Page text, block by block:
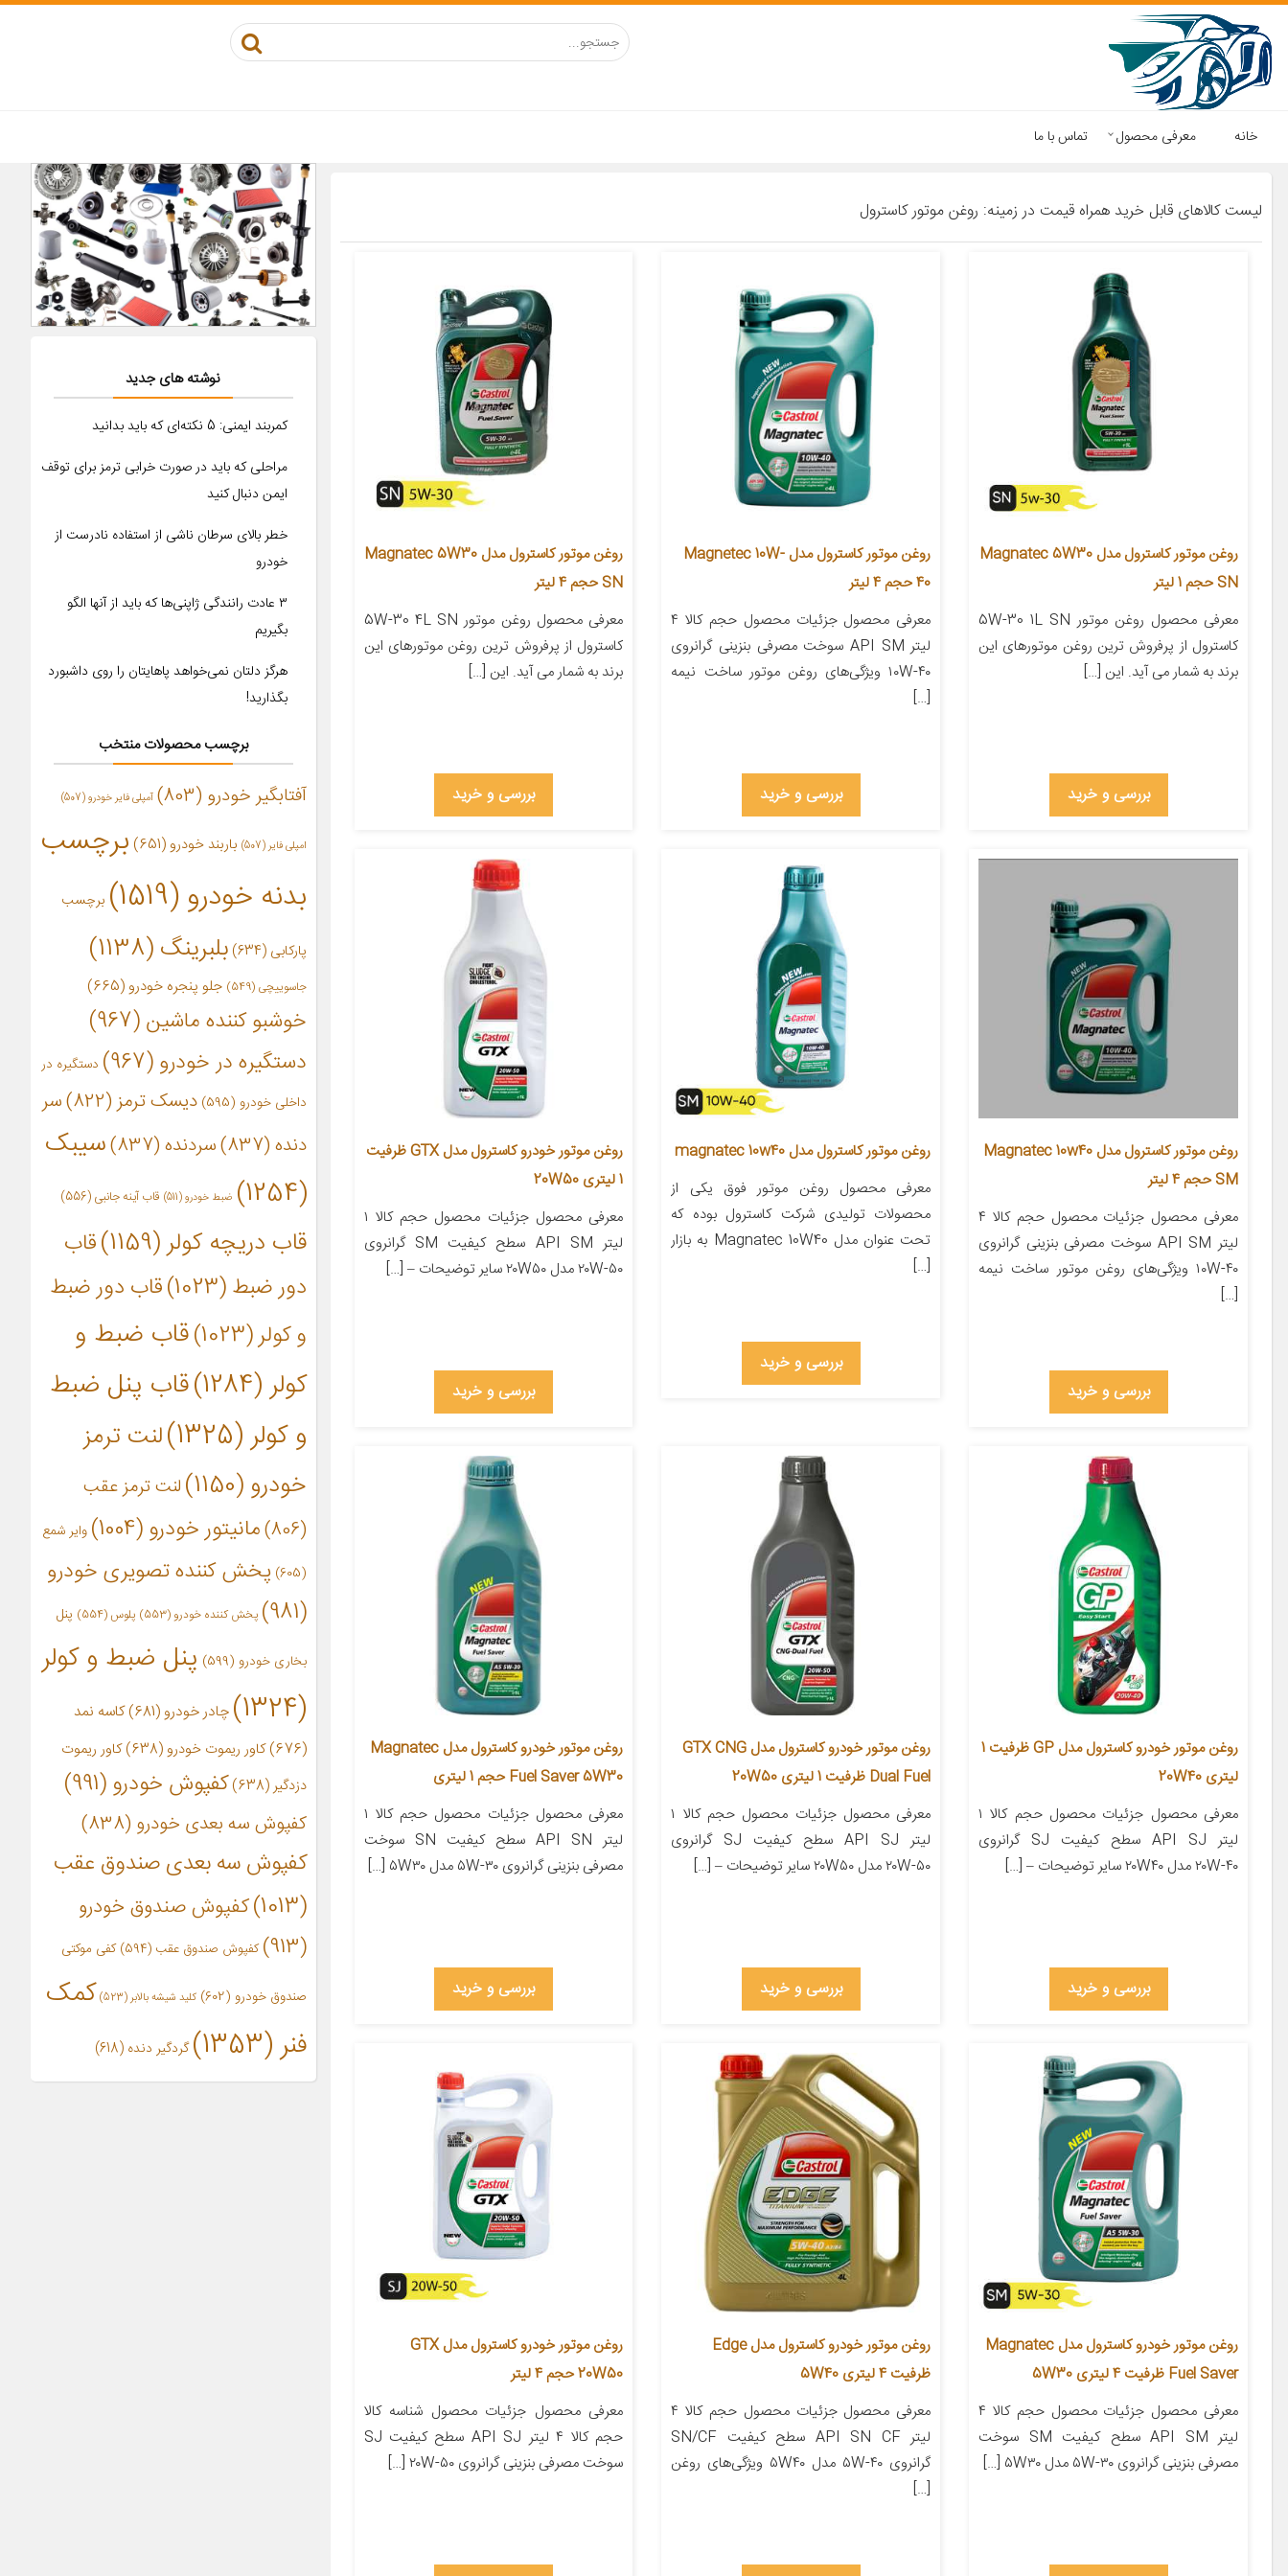
خانه معرفی محصول تماس با ما
لیست کالاهای قابل خرید همراه قیمت در زمینه: روغن موتور کاسترول
روغن موتور کاسترول مدل Magnatec 5W30
SN حجم 1 لیتر
معرفی محصول روغن موتور 5W-30 1L SN
کاسترول از پرفروش ترین روغن موتورهای این
برند به شمار می آید. این […]
بررسی و خرید
روغن موتور کاسترول مدل Magnetec 10W-
40 حجم 4 لیتر
معرفی محصول جزئیات محصول حجم کالا ۴
لیتر API SM سوخت مصرفی بنزینی گرانروی
۱۰W-۴۰ ویژگی‌های روغن موتور ساخت نیمه
[…]
بررسی و خرید
روغن موتور کاسترول مدل Magnatec 5W30
SN حجم 4 لیتر
معرفی محصول روغن موتور 5W-30 4L SN
کاسترول از پرفروش ترین روغن موتورهای این
برند به شمار می آید. این […]
بررسی و خرید
روغن موتور کاسترول مدل Magnatec 10w40
SM حجم 4 لیتر
معرفی محصول جزئیات محصول حجم کالا ۴
لیتر API SM سوخت مصرفی بنزینی گرانروی
۱۰W-۴۰ ویژگی‌های روغن موتور ساخت نیمه
[…]
بررسی و خرید
روغن موتور کاسترول مدل magnatec 10w40
معرفی محصول روغن موتور فوق یکی از
محصولات تولیدی شرکت کاسترول بوده که
تحت عنوان مدل Magnatec 10W40 به بازار
[…]
بررسی و خرید
روغن موتور خودرو کاسترول مدل GTX ظرفیت
1 لیتری 20W50
معرفی محصول جزئیات محصول حجم کالا ۱
لیتر API SM سطح کیفیت SM گرانروی
۲۰W-۵۰ مدل ۲۰W۵۰ سایر توضیحات – […]
بررسی و خرید
روغن موتور خودرو کاسترول مدل GP ظرفیت 1
لیتری 20W40
معرفی محصول جزئیات محصول حجم کالا ۱
لیتر API SJ سطح کیفیت SJ گرانروی
۲۰W-۴۰ مدل ۲۰W۴۰ سایر توضیحات – […]
بررسی و خرید
روغن موتور خودرو کاسترول مدل GTX CNG
Dual Fuel ظرفیت 1 لیتری 20W50
معرفی محصول جزئیات محصول حجم کالا ۱
لیتر API SJ سطح کیفیت SJ گرانروی
۲۰W-۵۰ مدل ۲۰W۵۰ سایر توضیحات – […]
بررسی و خرید
روغن موتور خودرو کاسترول مدل Magnatec
Fuel Saver 5W30 حجم 1 لیتری
معرفی محصول جزئیات محصول حجم کالا ۱
لیتر API SN سطح کیفیت SN سوخت
مصرفی بنزینی گرانروی ۵W-۳۰ مدل ۵W۳۰ […]
بررسی و خرید
روغن موتور خودرو کاسترول مدل Magnatec
Fuel Saver ظرفیت 4 لیتری 5W30
معرفی محصول جزئیات محصول حجم کالا ۴
لیتر API SM سطح کیفیت SM سوخت
مصرفی بنزینی گرانروی ۵W-۳۰ مدل ۵W۳۰ […]
روغن موتور خودرو کاسترول مدل Edge
ظرفیت 4 لیتری 5W40
معرفی محصول جزئیات محصول حجم کالا ۴
لیتر API SN CF سطح کیفیت SN/CF
گرانروی ۵W-۴۰ مدل ۵W۴۰ ویژگی‌های روغن
[…]
روغن موتور خودرو کاسترول مدل GTX
20W50 حجم 4 لیتر
معرفی محصول جزئیات محصول شناسه کالا
حجم کالا ۴ لیتر API SJ سطح کیفیت SJ
سوخت مصرفی بنزینی گرانروی ۲۰W-۵۰ […]
نوشته های جدید
کمربند ایمنی: 5 نکته‌ای که باید بدانید
مراحلی که باید در صورت خرابی ترمز برای توقف
ایمن دنبال کنید
خطر بالای سرطان ناشی از استفاده نادرست از
خودرو
۳ عادت رانندگی ژاپنی‌ها که باید از آنها الگو
بگیریم
هرگز دلتان نمی‌خواهد پاهایتان را روی داشبورد
بگذارید!
برچسب محصولات منتخب
آفتابگیر خودرو (803) آمپلی فایر خودرو(507)
امپلی فایر (507) باربند خودرو(651)
برچسب
بدنه خودرو(1519) برچسب
پارکابی (634) بلبرینگ(1138)
جاسوییچی (549) جلو پنجره خودرو (665)
خوشبو کننده ماشین(967)
دستگیره در خودرو(967)
دستگیره در
داخلی خودرو (595) دیسک ترمز(822)
سر
دنده(837) سردنده(837)
سیبک
(1254)
ضبط خودرو(511) قاب آینه جانبی (556)
قاب دریچه کولر(1159)
قاب
دور ضبط(1023)
قاب دور ضبط
و کولر(1023)
قاب ضبط و
کولر(1284)
قاب پنل ضبط
و کولر(1325)
لنت ترمز
خودرو(1150)
لنت ترمز عقب
(806)
مانیتور خودرو(1004)
وایر شمع
(605)
پخش کننده تصویری خودرو
(981)
پخش کننده خودرو(553) پلوس(554) پنل
بخاری خودرو (599)
پنل ضبط و کولر
(1324)
چادر خودرو (681)
کاسه نمد
(676)
کاور ریموت خودرو(638)
کاور ریموت
دزدگیر(638) کفپوش خودرو(991)
کفپوش سه بعدی خودرو (838)
کفپوش سه بعدی صندوق عقب
(1013)
کفپوش صندوق خودرو
(913)
کفپوش صندوق عقب (594) کفی موکتی
صندوق خودرو (602) کلید شیشه بالابر(523)
کمک
فنر(1353) گردگیر دنده (618)